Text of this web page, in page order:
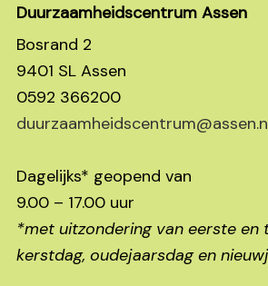
Duurzaamheidscentrum Assen
Bosrand 2
9401 SL Assen
0592 366200
Dagelijks* geopend van
9.00 – 17.00 uur
*met uitzondering van eerste en
kerstdag, oudejaarsdag en